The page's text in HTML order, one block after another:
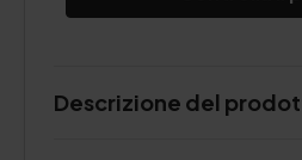
Descrizione del